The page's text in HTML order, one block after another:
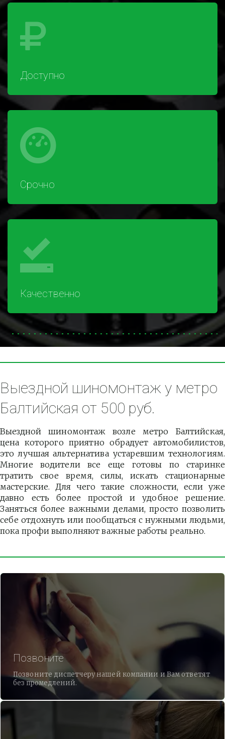
Доступно
Срочно
Качественно
Выездной шиномонтаж у метро
Балтийская от 500 руб.
Выездной шиномонтаж возле метро Балтийская,
цена которого приятно обрадует автомобилистов,
это лучшая альтернатива устаревшим технологиям.
Многие водители все еще готовы по старинке
тратить свое время, силы, искать стационарные
мастерские. Для чего такие сложности, если уже
давно есть более простой и удобное решение.
Заняться более важными делами, просто позволить
себе отдохнуть или пообщаться с нужными людьми,
пока профи выполняют важные работы реально.
Позвоните
Позвоните диспетчеру нашей компании и Вам ответят
без промедлений.